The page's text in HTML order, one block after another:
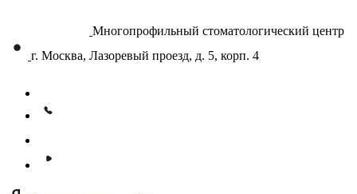
Многопрофильный стоматологический центр
г. Москва, Лазоревый проезд, д. 5, корп. 4